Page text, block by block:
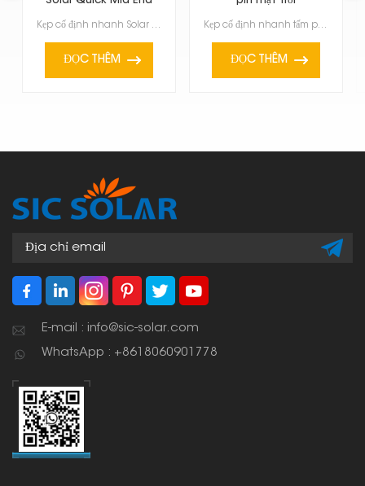
Kẹp cố định nhanh Solar Quick Mid End Đây là một chiếc kẹp nhỏ tiện dụng dùng để giữ các tấm pin mặt...
ĐỌC THÊM
Kẹp cố định nhanh tấm pin mặt trời Việc cài đặt trở nên nhanh chóng và dễ dàng hơn nhiều vì bạn khôn...
ĐỌC THÊM
E-mail : info@sic-solar.com
WhatsApp : +8618060901778